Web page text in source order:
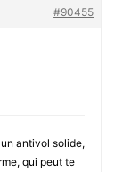
#90455
antivol solide,
qui peut te